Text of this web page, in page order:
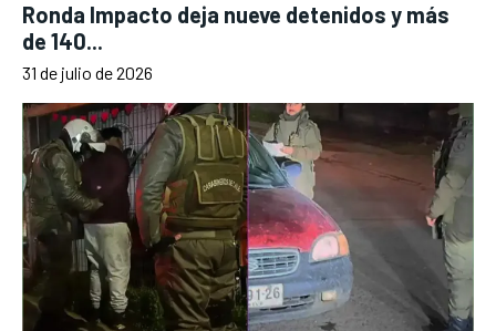
Ronda Impacto deja nueve detenidos y más
de 140...
31 de julio de 2026